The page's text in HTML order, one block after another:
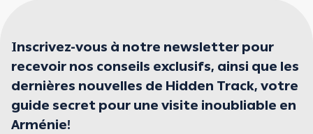
Inscrivez-vous à notre newsletter pour
recevoir nos conseils exclusifs, ainsi que les
dernières nouvelles de Hidden Track, votre
guide secret pour une visite inoubliable en
Arménie!